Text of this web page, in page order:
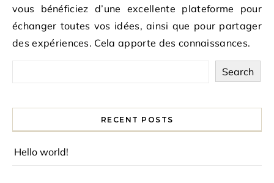
vous bénéficiez d’une excellente plateforme pour
échanger toutes vos idées, ainsi que pour partager
des expériences. Cela apporte des connaissances.
Search
RECENT POSTS
Hello world!